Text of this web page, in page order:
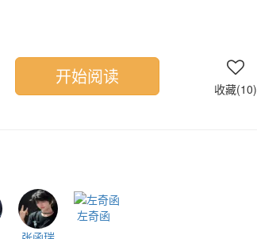
开始阅读
收藏(10)
左奇函